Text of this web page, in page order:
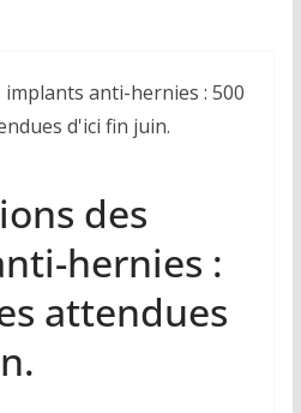
des
hernies :
attendues